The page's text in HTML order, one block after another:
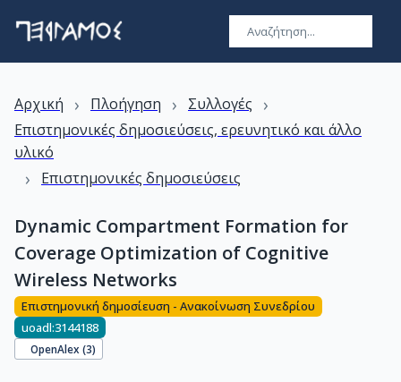
Αρχική › Πλοήγηση › Συλλογές ›
Επιστημονικές δημοσιεύσεις, ερευνητικό και άλλο
υλικό
› Επιστημονικές δημοσιεύσεις
Dynamic Compartment Formation for
Coverage Optimization of Cognitive
Wireless Networks
Επιστημονική δημοσίευση - Ανακοίνωση Συνεδρίου
uoadl:3144188
OpenAlex (3)